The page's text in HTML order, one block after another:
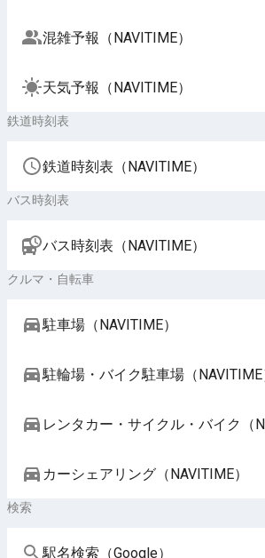
混雑予報（NAVITIME）
天気予報（NAVITIME）
鉄道時刻表
鉄道時刻表（NAVITIME）
バス時刻表
バス時刻表（NAVITIME）
クルマ・自転車
駐車場（NAVITIME）
駐輪場・バイク駐車場（NAVITIME
レンタカー・サイクル・バイク（
カーシェアリング（NAVITIME）
検索
駅名検索（Google）